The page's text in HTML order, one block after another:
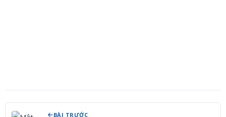
BÀI TRƯỚC